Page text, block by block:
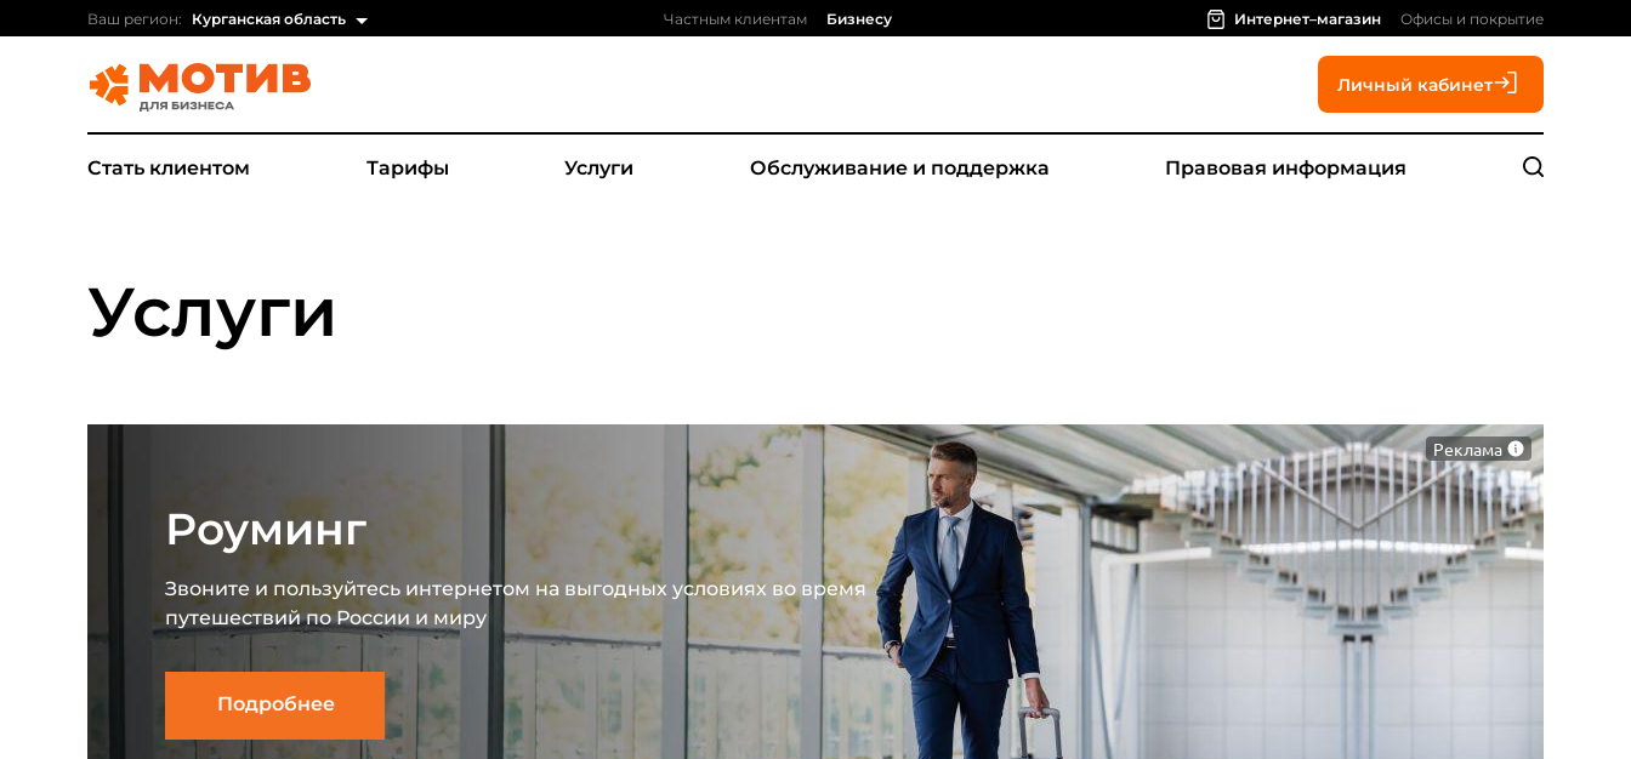
Ваш регион: Курганская область Частным клиентам Бизнесу Интернет–магазин Офисы и покрытие
Личный кабинет
Стать клиентом Тарифы Услуги Обслуживание и поддержка Правовая информация
Услуги
Реклама
Роуминг
Звоните и пользуйтесь интернетом на выгодных условиях во время
путешествий по России и миру
Подробнее